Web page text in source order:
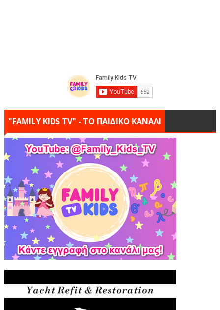
"FAMILY KIDS TV" - ΤΟ ΠΑΙΔΙΚΟ ΚΑΝΑΛΙ